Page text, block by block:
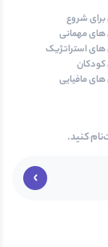
برای شروع
های مهمانی
های استراتژیک
کودکان
های مافیایی
کنید.